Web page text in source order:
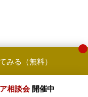
みる（無料）
相談会 開催中